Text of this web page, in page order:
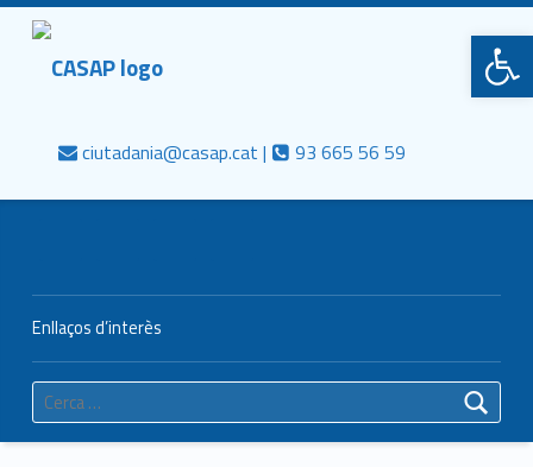
Obre la barra d'eines
ciutadania@casap.cat |
93 665 56 59
Header info sidebar
Enllaços d’interès
Cerca: